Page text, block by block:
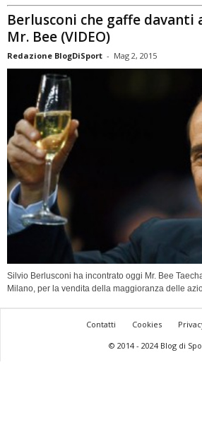
Berlusconi che gaffe
Mr. Bee (VIDEO)
Redazione BlogDiSport - Mag 2, 2015
Silvio Berlusconi ha incontrato oggi Mr. Bee
Milano, per la vendita della maggioranza delle
Contatti Cookies
© 2014 - 2024 Blog di